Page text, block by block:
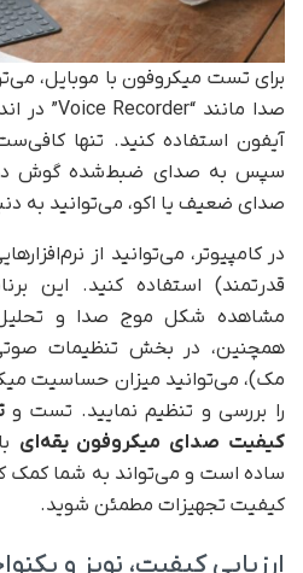
برای تست میکروفون با موبایل،
آیفون استفاده کنید. تنها
سپس به صدای ضبط‌شده گوش
صدای ضعیف یا اکو، می‌توانید به
قدرتمند) استفاده کنید. این
مشاهده شکل موج صدا و تحلیل
همچنین، در بخش تنظیمات
مک)، می‌توانید میزان حساسیت
را بررسی و تنظیم نمایید. تست و
کیفیت صدای میکروفون یقه‌ای
ساده است و می‌تواند به شما کمک
کیفیت تجهیزات مطمئن شوید.
ارزیابی کیفیت، نویز و